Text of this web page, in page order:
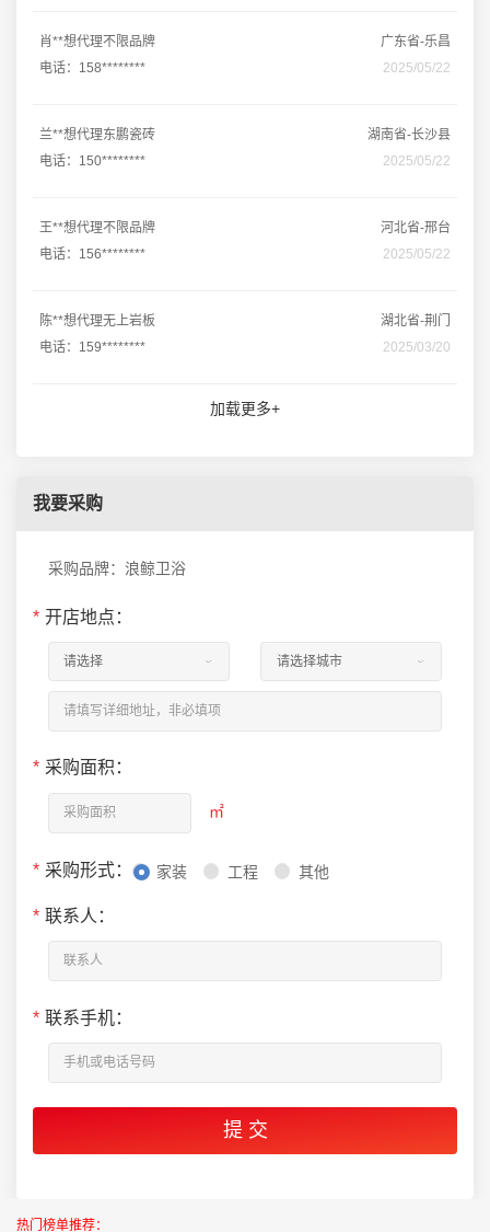
肖**想代理不限品牌
广东省-乐昌
电话：158********
2025/05/22
兰**想代理东鹏瓷砖
湖南省-长沙县
电话：150********
2025/05/22
王**想代理不限品牌
河北省-邢台
电话：156********
2025/05/22
陈**想代理无上岩板
湖北省-荆门
电话：159********
2025/03/20
加载更多+
我要采购
采购品牌：浪鲸卫浴
* 开店地点：
* 采购面积：
㎡
* 采购形式： 家装 工程 其他
* 联系人：
* 联系手机：
热门榜单推荐：